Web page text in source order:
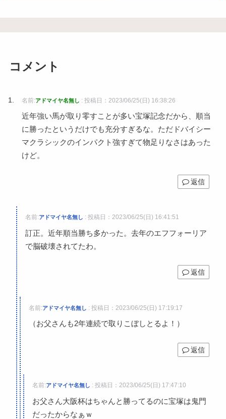
コメント
名前:アドマイヤ名無し : 投稿日：2023/06/25(日) 16:38:26
近年強い馬が取り零すことが多い宝塚記念だから、順当
に勝ったというだけでも充分すぎるな。ただドバイシー
マクラシックのインパクト強すぎて物足りなさはあった
けど。
返信
名前:アドマイヤ名無し : 投稿日：2023/06/25(日) 16:41:51
訂正。近年順当勝ち多かった。去年のエフフォーリア
で脳破壊されてたわ。
返信
名前:アドマイヤ名無し : 投稿日：2023/06/25(日) 17:19:17
（お父さんも2年連続で取りこぼしとるよ！）
返信
名前:アドマイヤ名無し : 投稿日：2023/06/25(日) 17:47:10
お父さん大阪杯はちゃんと勝ってるのに宝塚は鬼門
だったからなぁｗ